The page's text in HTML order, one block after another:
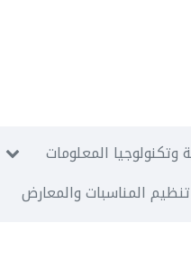
وتكنولوجيا المعلومات
تنظيم المناسبات والمعارض